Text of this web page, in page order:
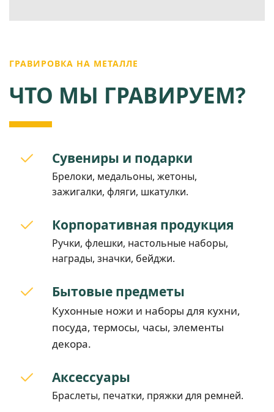
ГРАВИРОВКА НА МЕТАЛЛЕ
ЧТО МЫ ГРАВИРУЕМ?
Сувениры и подарки
Брелоки, медальоны, жетоны,
зажигалки, фляги, шкатулки.
Корпоративная продукция
Ручки, флешки, настольные наборы,
награды, значки, бейджи.
Бытовые предметы
Кухонные ножи и наборы для кухни,
посуда, термосы, часы, элементы
декора.
Аксессуары
Браслеты, печатки, пряжки для ремней.